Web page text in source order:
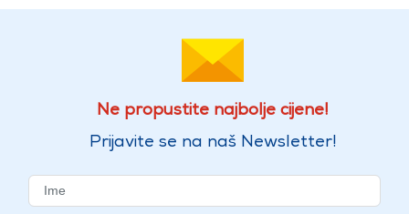
Ne propustite najbolje cijene!
Prijavite se na naš Newsletter!